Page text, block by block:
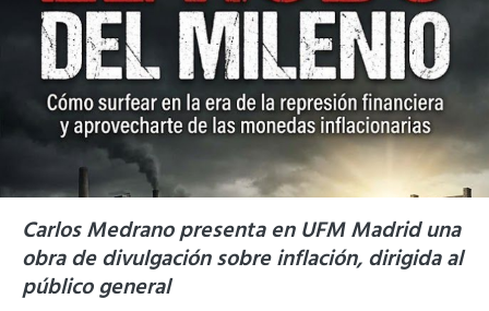
Carlos Medrano presenta en UFM Madrid una
obra de divulgación sobre inflación, dirigida al
público general